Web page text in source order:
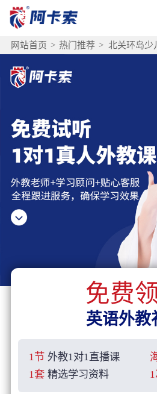
网站首页 > 热门推荐 > 北关环岛少
免费
英语外教
1节 外教1对1直播课
1套 精选学习资料